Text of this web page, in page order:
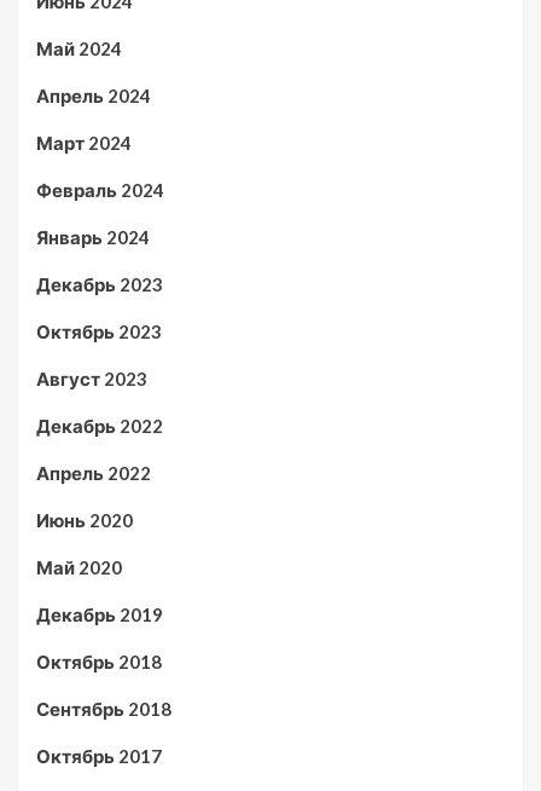
Май 2024
Апрель 2024
Март 2024
Февраль 2024
Январь 2024
Декабрь 2023
Октябрь 2023
Август 2023
Декабрь 2022
Апрель 2022
Июнь 2020
Май 2020
Декабрь 2019
Октябрь 2018
Сентябрь 2018
Октябрь 2017